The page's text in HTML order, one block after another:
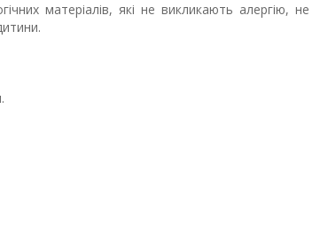
матеріалів, які не викликають алергію, не